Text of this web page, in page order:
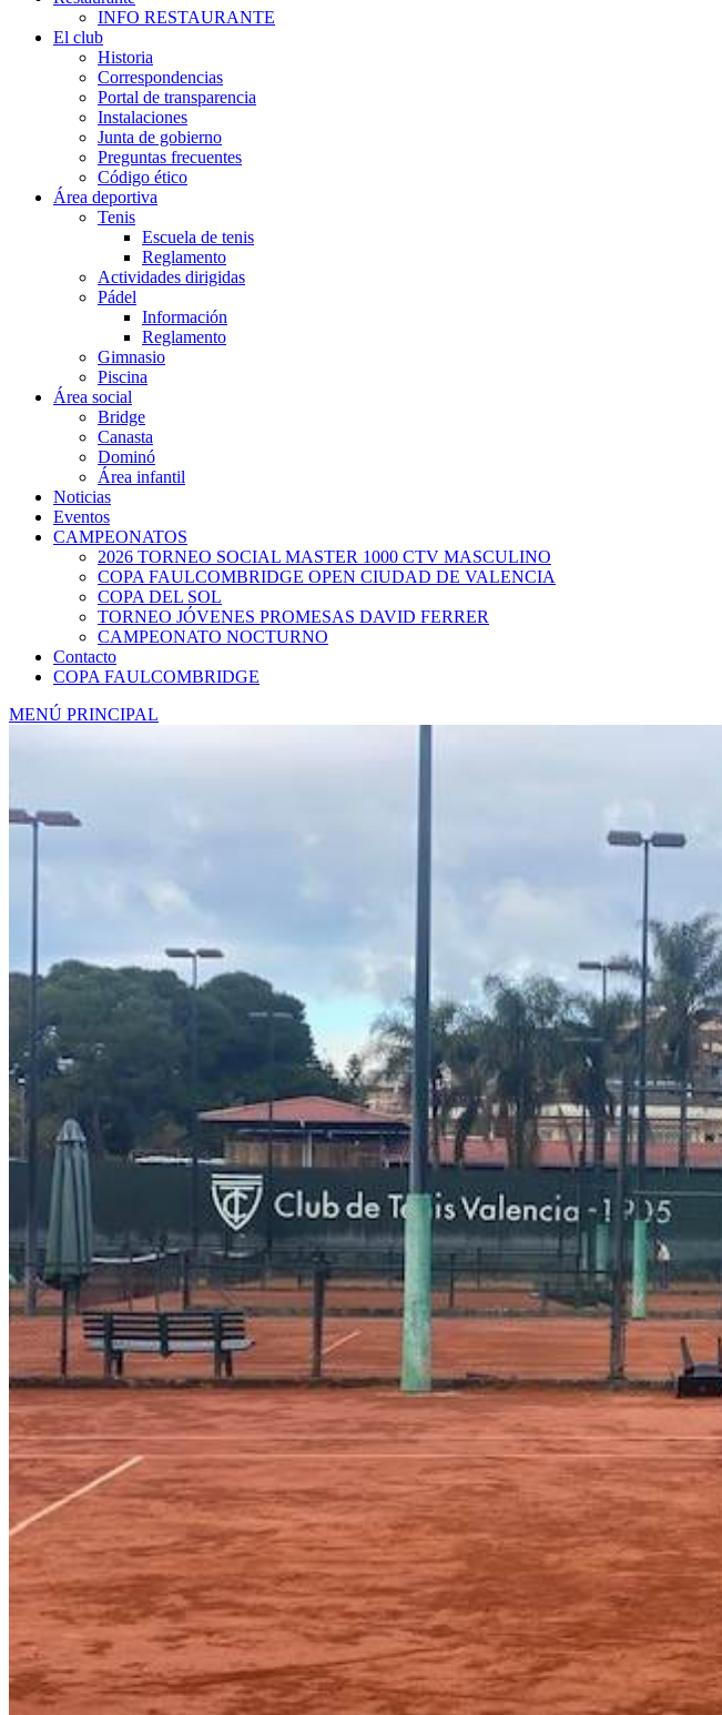
INFO RESTAURANTE
El club
Historia
Correspondencias
Portal de transparencia
Instalaciones
Junta de gobierno
Preguntas frecuentes
Código ético
Área deportiva
Tenis
Escuela de tenis
Reglamento
Actividades dirigidas
Pádel
Información
Reglamento
Gimnasio
Piscina
Área social
Bridge
Canasta
Dominó
Área infantil
Noticias
Eventos
CAMPEONATOS
2026 TORNEO SOCIAL MASTER 1000 CTV MASCULINO
COPA FAULCOMBRIDGE OPEN CIUDAD DE VALENCIA
COPA DEL SOL
TORNEO JÓVENES PROMESAS DAVID FERRER
CAMPEONATO NOCTURNO
Contacto
COPA FAULCOMBRIDGE
MENÚ PRINCIPAL